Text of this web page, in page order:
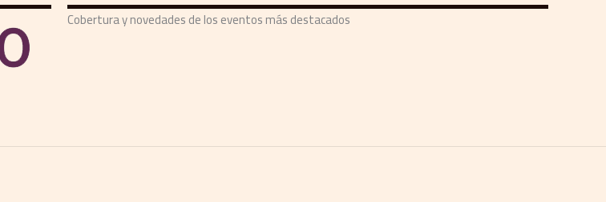
Cobertura y novedades de los eventos más destacados